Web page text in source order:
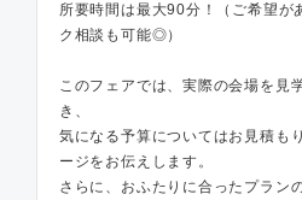
所要時間は最大90分！（ご希望が
ク相談も可能◎）
このフェアでは、実際の会場を見
き、
気になる予算についてはお見積も
ージをお伝えします。
さらに、おふたりに合ったプラン